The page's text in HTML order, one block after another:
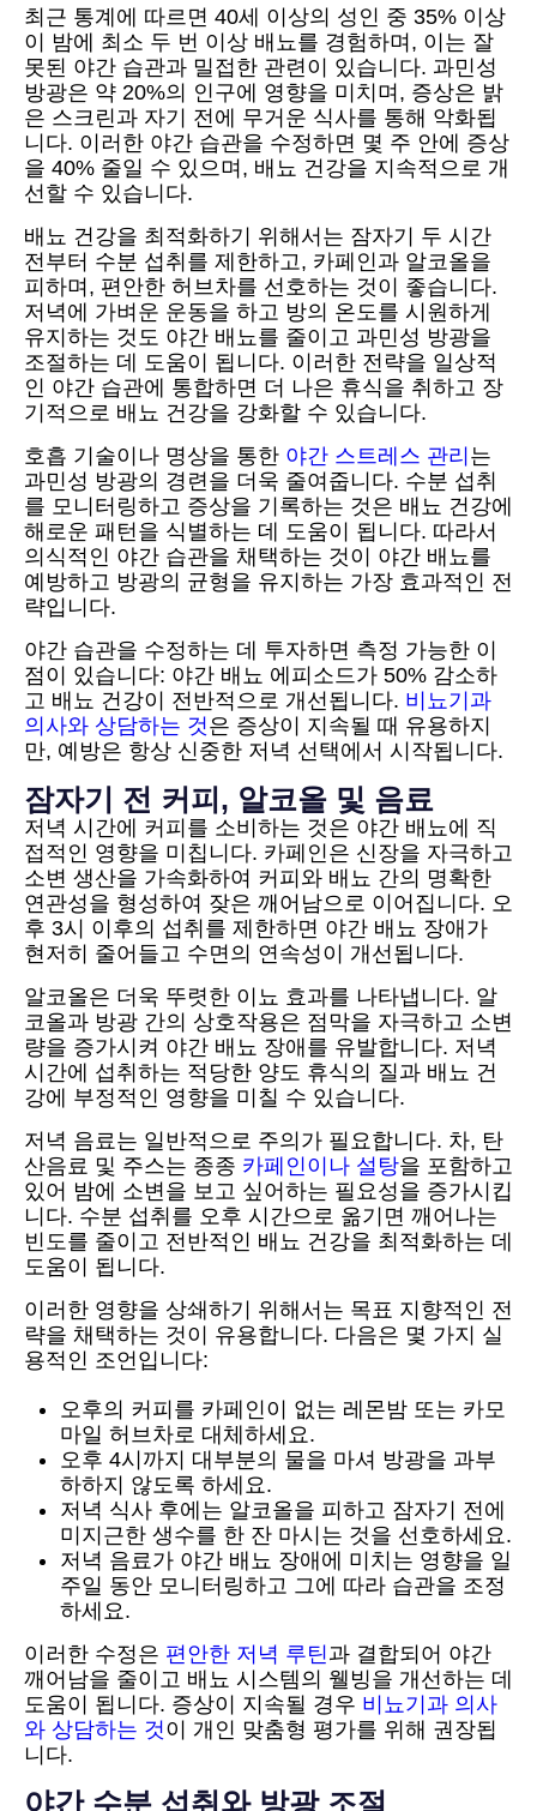
최근 통계에 따르면 40세 이상의 성인 중 35% 이상
이 밤에 최소 두 번 이상 배뇨를 경험하며, 이는 잘
못된 야간 습관과 밀접한 관련이 있습니다. 과민성
방광은 약 20%의 인구에 영향을 미치며, 증상은 밝
은 스크린과 자기 전에 무거운 식사를 통해 악화됩
니다. 이러한 야간 습관을 수정하면 몇 주 안에 증상
을 40% 줄일 수 있으며, 배뇨 건강을 지속적으로 개
선할 수 있습니다.
배뇨 건강을 최적화하기 위해서는 잠자기 두 시간
전부터 수분 섭취를 제한하고, 카페인과 알코올을
피하며, 편안한 허브차를 선호하는 것이 좋습니다.
저녁에 가벼운 운동을 하고 방의 온도를 시원하게
유지하는 것도 야간 배뇨를 줄이고 과민성 방광을
조절하는 데 도움이 됩니다. 이러한 전략을 일상적
인 야간 습관에 통합하면 더 나은 휴식을 취하고 장
기적으로 배뇨 건강을 강화할 수 있습니다.
호흡 기술이나 명상을 통한 야간 스트레스 관리 는
과민성 방광의 경련을 더욱 줄여줍니다. 수분 섭취
를 모니터링하고 증상을 기록하는 것은 배뇨 건강에
해로운 패턴을 식별하는 데 도움이 됩니다. 따라서
의식적인 야간 습관을 채택하는 것이 야간 배뇨를
예방하고 방광의 균형을 유지하는 가장 효과적인 전
략입니다.
야간 습관을 수정하는 데 투자하면 측정 가능한 이
점이 있습니다: 야간 배뇨 에피소드가 50% 감소하
고 배뇨 건강이 전반적으로 개선됩니다. 비뇨기과
의사와 상담하는 것은 증상이 지속될 때 유용하지
만, 예방은 항상 신중한 저녁 선택에서 시작됩니다.
잠자기 전 커피, 알코올 및 음료
저녁 시간에 커피를 소비하는 것은 야간 배뇨에 직
접적인 영향을 미칩니다. 카페인은 신장을 자극하고
소변 생산을 가속화하여 커피와 배뇨 간의 명확한
연관성을 형성하여 잦은 깨어남으로 이어집니다. 오
후 3시 이후의 섭취를 제한하면 야간 배뇨 장애가
현저히 줄어들고 수면의 연속성이 개선됩니다.
알코올은 더욱 뚜렷한 이뇨 효과를 나타냅니다. 알
코올과 방광 간의 상호작용은 점막을 자극하고 소변
량을 증가시켜 야간 배뇨 장애를 유발합니다. 저녁
시간에 섭취하는 적당한 양도 휴식의 질과 배뇨 건
강에 부정적인 영향을 미칠 수 있습니다.
저녁 음료는 일반적으로 주의가 필요합니다. 차, 탄
산음료 및 주스는 종종 카페인이나 설탕을 포함하고
있어 밤에 소변을 보고 싶어하는 필요성을 증가시킵
니다. 수분 섭취를 오후 시간으로 옮기면 깨어나는
빈도를 줄이고 전반적인 배뇨 건강을 최적화하는 데
도움이 됩니다.
이러한 영향을 상쇄하기 위해서는 목표 지향적인 전
략을 채택하는 것이 유용합니다. 다음은 몇 가지 실
용적인 조언입니다:
오후의 커피를 카페인이 없는 레몬밤 또는 카모
마일 허브차로 대체하세요.
오후 4시까지 대부분의 물을 마셔 방광을 과부
하하지 않도록 하세요.
저녁 식사 후에는 알코올을 피하고 잠자기 전에
미지근한 생수를 한 잔 마시는 것을 선호하세요.
저녁 음료가 야간 배뇨 장애에 미치는 영향을 일
주일 동안 모니터링하고 그에 따라 습관을 조정
하세요.
이러한 수정은 편안한 저녁 루틴과 결합되어 야간
깨어남을 줄이고 배뇨 시스템의 웰빙을 개선하는 데
도움이 됩니다. 증상이 지속될 경우 비뇨기과 의사
와 상담하는 것이 개인 맞춤형 평가를 위해 권장됩
니다.
야간 수분 섭취와 방광 조절